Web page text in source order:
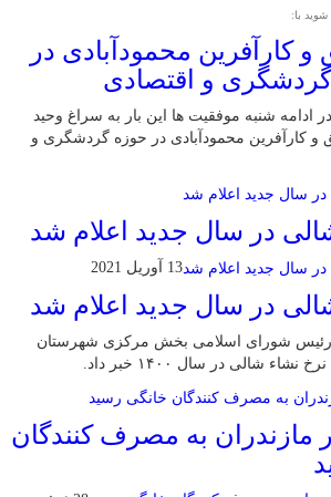
با:
کارآفرین محمودآبادی در
و اقتصادی
در ادامه شنبه موفقیت ها این بار به سراغ وحید
و کارآفرین محمودآبادی در حوزه گردشگری و
در سال جدید اعلام شد
13 آوریل 2021
در سال جدید اعلام شد
/ رئیس شورای اسلامی بخش مرکزی شهرستان
شالی در سال ۱۴۰۰ خبر داد.
مازندران به مصرف كنندگان